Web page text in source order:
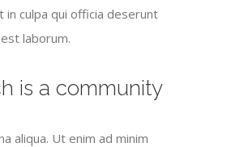
in culpa qui officia deserunt
laborum.
is a community
aliqua. Ut enim ad minim